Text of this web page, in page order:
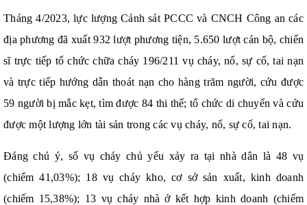
Tháng 4/2023, lực lượng Cảnh sát PCCC và CNCH Công an các
địa phương đã xuất 932 lượt phương tiện, 5.650 lượt cán bộ, chiến
sĩ trực tiếp tổ chức chữa cháy 196/211 vụ cháy, nổ, sự cố, tai nạn
và trực tiếp hướng dẫn thoát nạn cho hàng trăm người, cứu được
59 người bị mắc kẹt, tìm được 84 thi thể; tổ chức di chuyển và cứu
được một lượng lớn tài sản trong các vụ cháy, nổ, sự cố, tai nạn.
Đáng chú ý, số vụ cháy chủ yếu xảy ra tại nhà dân là 48 vụ
(chiếm 41,03%); 18 vụ cháy kho, cơ sở sản xuất, kinh doanh
(chiếm 15,38%); 13 vụ cháy nhà ở kết hợp kinh doanh (chiếm